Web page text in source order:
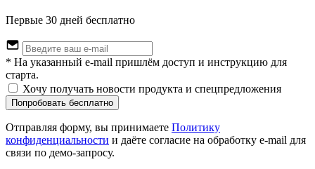
Первые 30 дней бесплатно
* На указанный e-mail пришлём доступ и инструкцию для
старта.
Хочу получать новости продукта и спецпредложения
Попробовать бесплатно
Отправляя форму, вы принимаете Политику
конфиденциальности и даёте согласие на обработку e-mail для
связи по демо-запросу.